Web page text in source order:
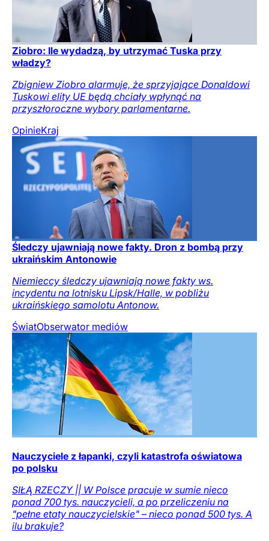
Ziobro: Ile wydadzą, by utrzymać Tuska przy
władzy?
Zbigniew Ziobro alarmuje, że sprzyjające Donaldowi
Tuskowi elity UE będą chciały wpłynąć na
przyszłoroczne wybory parlamentarne.
OpinieKraj
Śledczy ujawniają nowe fakty. Dron z bombą przy
ukraińskim Antonowie
Niemieccy śledczy ujawniają nowe fakty ws.
incydentu na lotnisku Lipsk/Halle, w pobliżu
ukraińskiego samolotu Antonow.
ŚwiatObserwator mediów
Nauczyciele z łapanki, czyli katastrofa oświatowa
po polsku
SIŁĄ RZECZY || W Polsce pracuje w sumie nieco
ponad 700 tys. nauczycieli, a po przeliczeniu na
"pełne etaty nauczycielskie" – nieco ponad 500 tys. A
ilu brakuje?